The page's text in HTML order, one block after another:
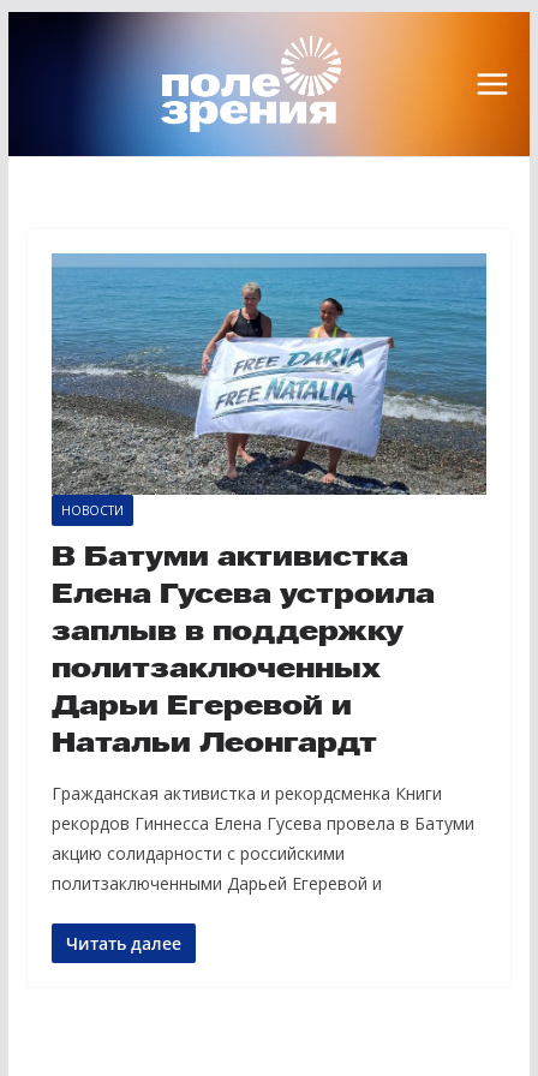
НОВОСТИ
В Батуми активистка
Елена Гусева устроила
заплыв в поддержку
политзаключенных
Дарьи Егеревой и
Натальи Леонгардт
Гражданская активистка и рекордсменка Книги
рекордов Гиннесса Елена Гусева провела в Батуми
акцию солидарности с российскими
политзаключенными Дарьей Егеревой и
Читать далее